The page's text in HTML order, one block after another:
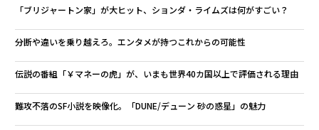
「ブリジャートン家」が大ヒット、ションダ・ライムズは何がすごい？
分断や違いを乗り越えろ。エンタメが持つこれからの可能性
伝説の番組「￥マネーの虎」が、いまも世界40カ国以上で評価される理由
難攻不落のSF小説を映像化。「DUNE/デューン 砂の惑星」の魅力